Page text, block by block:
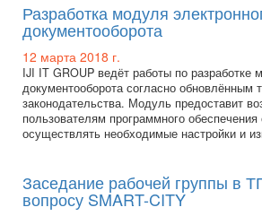
Разработка модуля
документооборота
12 марта 2018 г.
IJI IT GROUP ведёт работы по разработке
документооборота согласно обновлённым
законодательства. Модуль предоставит
пользователям программного
осуществлять необходимые настройки и
Заседание рабочей группы в
вопросу SMART-CITY